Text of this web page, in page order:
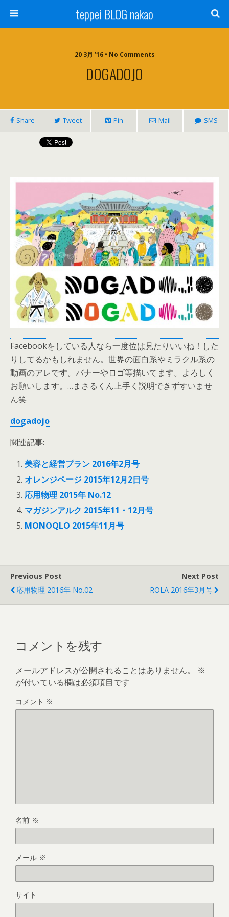
teppei BLOG nakao
20 3月 ’16 • No Comments
DOGADOJO
Share Tweet Pin Mail SMS
Facebookをしている人なら一度位は見たりいいね！した
りしてるかもしれません。世界の面白系やミラクル系の
動画のアレです。バナーやロゴ等描いてます。よろしく
お願いします。…まさるくん上手く説明できずすいませ
ん笑
dogadojo
関連記事:
美容と経営プラン 2016年2月号
オレンジページ 2015年12月2日号
応用物理 2015年 No.12
マガジンアルク 2015年11・12月号
MONOQLO 2015年11月号
Previous Post
応用物理 2016年 No.02
Next Post
ROLA 2016年3月号
コメントを残す
メールアドレスが公開されることはありません。
※
が付いている欄は必須項目です
コメント ※
名前 ※
メール ※
サイト